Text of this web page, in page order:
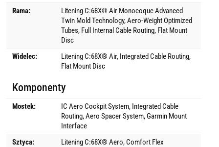
Rama:
Litening C:68X® Air Monocoque Advanced
Twin Mold Technology, Aero-Weight Optimized
Tubes, Full Internal Cable Routing, Flat Mount
Disc
Widelec:
Litening C:68X® Air, Integrated Cable Routing,
Flat Mount Disc
Komponenty
Mostek:
IC Aero Cockpit System, Integrated Cable
Routing, Aero Spacer System, Garmin Mount
Interface
Sztyca:
Litening C:68X® Aero, Comfort Flex